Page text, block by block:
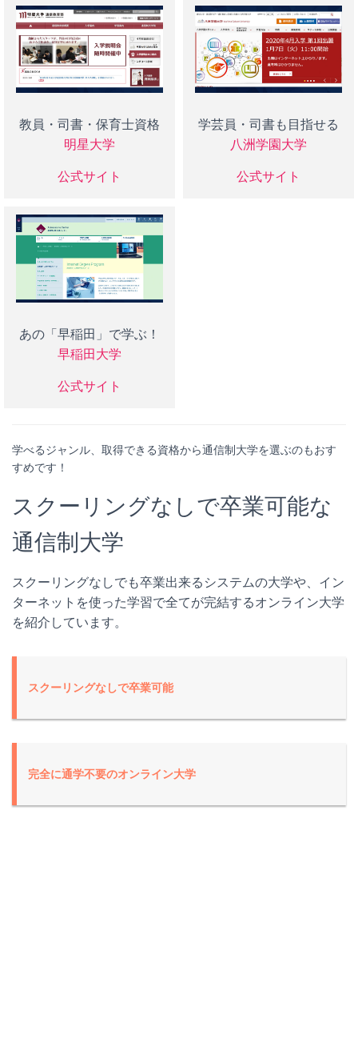
教員・司書・保育士資格
明星大学
公式サイト
学芸員・司書も目指せる
八洲学園大学
公式サイト
あの「早稲田」で学ぶ！
早稲田大学
公式サイト
学べるジャンル、取得できる資格から通信制大学を選ぶのもおす
すめです！
スクーリングなしで卒業可能な
通信制大学
スクーリングなしでも卒業出来るシステムの大学や、イン
ターネットを使った学習で全てが完結するオンライン大学
を紹介しています。
スクーリングなしで卒業可能
完全に通学不要のオンライン大学